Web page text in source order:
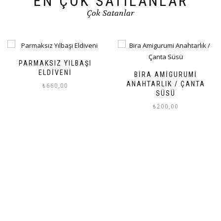
Çok Satanlar
BIRA AMIGURUMI
ANAHTARLIK / ÇANTA
TOP YILBAŞI SÜSÜ
₺175,00